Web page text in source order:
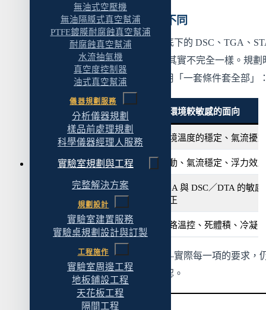
無油式空壓機
無油隔膜式真空幫浦
PTFE鍍膜耐腐蝕真空幫浦
耐腐蝕真空幫浦
水流抽氣機
真空度控制器
油式真空幫浦
儀器規劃服務
分析儀器規劃
樣品前處理規劃
科學儀器經理人服務
實驗室規劃與工程
完整解決方案
規劃設計
實驗室建置服務
實驗桌規劃設計與訂製
工程施作
實驗室周邊工程
地板鋪設工程
天花板工程
隔間工程
不同熱分析儀器的敏感點不同
「熱分析儀器」是一個統稱，底下的 DSC、TGA、
EGA 聯用，對環境敏感的面向其實不完全一樣。規劃
這個差異放在心上，比較不會用「一套條件套全部」
儀器 對環境較敏感的面向
DSC 環境溫度的穩定、氣流擾
TGA 振動、氣流穩定、浮力效
STA（同步熱分
析）
TGA 與 DSC／DTA 的敏
校正
EGA 聯用 管路溫控、死體積、冷凝
這張表是大方向，不是規格——實際每一項的要求，
回到你那台儀器的原廠文件確認。